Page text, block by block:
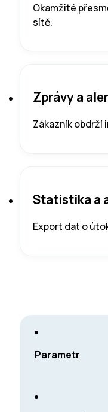
Okamžité
sítě.
Zprávy a
Zákazník obdrží
Statistika a
Export dat o
Parametr